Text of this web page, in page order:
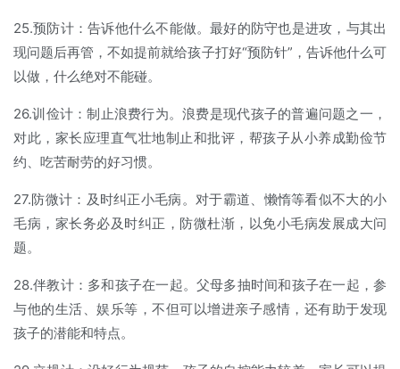
25.预防计：告诉他什么不能做。最好的防守也是进攻，与其出
现问题后再管，不如提前就给孩子打好“预防针”，告诉他什么可
以做，什么绝对不能碰。
26.训俭计：制止浪费行为。浪费是现代孩子的普遍问题之一，
对此，家长应理直气壮地制止和批评，帮孩子从小养成勤俭节
约、吃苦耐劳的好习惯。
27.防微计：及时纠正小毛病。对于霸道、懒惰等看似不大的小
毛病，家长务必及时纠正，防微杜渐，以免小毛病发展成大问
题。
28.伴教计：多和孩子在一起。父母多抽时间和孩子在一起，参
与他的生活、娱乐等，不但可以增进亲子感情，还有助于发现
孩子的潜能和特点。